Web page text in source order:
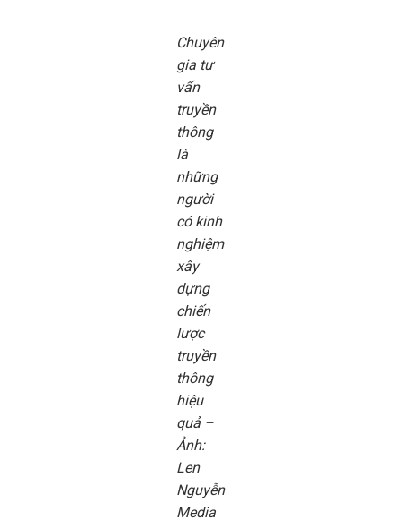
Chuyên
gia tư
vấn
truyền
thông
là
những
người
có kinh
nghiệm
xây
dựng
chiến
lược
truyền
thông
hiệu
quả –
Ảnh:
Len
Nguyễn
Media